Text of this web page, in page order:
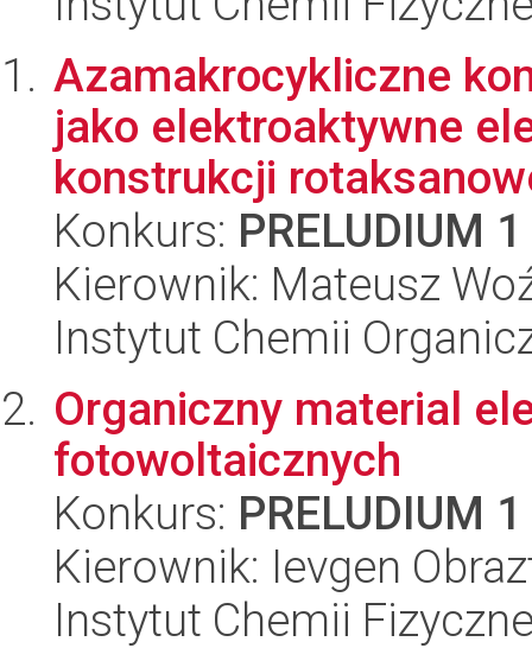
Azamakrocykliczne
jako elektroaktywne
konstrukcji
Konkurs: PRELUDIUM 1
Kierownik: Mateusz
Instytut Chemii
Organiczny material
fotowoltaicznych
Konkurs: PRELUDIUM 1
Kierownik: Ievgen
Instytut Chemii